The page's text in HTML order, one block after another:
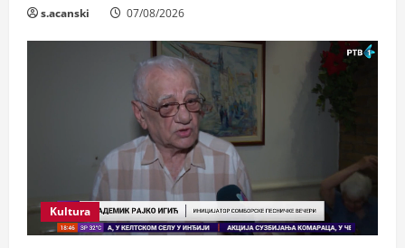
s.acanski 07/08/2026
Kultura